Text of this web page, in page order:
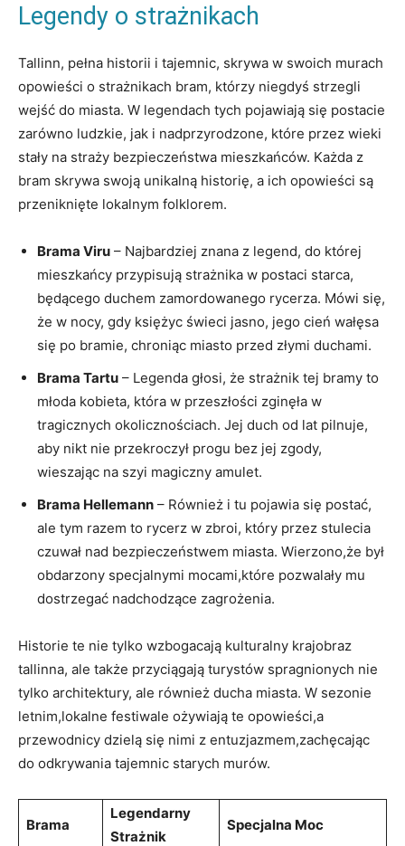
Legendy o strażnikach
Tallinn, pełna​ historii i tajemnic, skrywa​ w swoich murach
opowieści o‌ strażnikach bram, którzy niegdyś ‌strzegli
wejść do miasta. W legendach tych ⁢pojawiają⁣ się postacie
zarówno​ ludzkie, jak i nadprzyrodzone, które ‍przez⁢ wieki
stały na straży bezpieczeństwa ‍mieszkańców. Każda z
bram skrywa swoją unikalną​ historię, a ich opowieści są
przeniknięte lokalnym‌ folklorem.
Brama⁤ Viru – Najbardziej znana ⁣z⁣ legend, do której
mieszkańcy‍ przypisują ⁤strażnika⁢ w postaci starca,
będącego duchem zamordowanego rycerza. Mówi się,
że ‍w nocy, gdy księżyc​ świeci jasno, jego ‍cień wałęsa
się po bramie, chroniąc ⁣miasto przed złymi duchami.
Brama Tartu – Legenda głosi, że strażnik tej bramy to
młoda kobieta, która ⁢w przeszłości zginęła w
tragicznych okolicznościach. Jej duch od lat⁢ pilnuje,
aby nikt nie przekroczył progu bez jej zgody,​
wieszając na szyi magiczny amulet.
Brama Hellemann – Również i tu pojawia ⁤się postać,
ale ​tym razem to rycerz w zbroi, ‍który przez stulecia
czuwał nad bezpieczeństwem miasta. Wierzono,że był
obdarzony specjalnymi mocami,które pozwalały mu
dostrzegać nadchodzące ⁢zagrożenia.
Historie te nie tylko ​wzbogacają kulturalny krajobraz
tallinna, ale ⁣także przyciągają turystów spragnionych nie
tylko architektury, ale również ducha miasta. W‌ sezonie
letnim,lokalne festiwale ⁢ożywiają te opowieści,a
przewodnicy ⁤dzielą się nimi‌ z entuzjazmem,zachęcając‍
do odkrywania ​tajemnic starych murów.
Brama
Legendarny
Strażnik
Specjalna Moc